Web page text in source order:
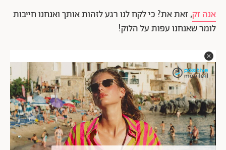
אנה זק, זאת את? כי לקח לנו רגע לזהות אותך ואנחנו חייבות
לומר שאנחנו עפות על הלוק!